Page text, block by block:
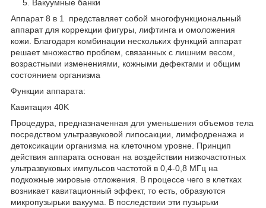
Вакуумные банки
Аппарат 8 в 1 представляет собой многофункциональный
аппарат для коррекции фигуры, лифтинга и омоложения
кожи. Благодаря комбинации нескольких функций аппарат
решает множество проблем, связанных с лишним весом,
возрастными изменениями, кожными дефектами и общим
состоянием организма
Функции аппарата:
Кавитация 40K
Процедура, предназначенная для уменьшения объемов тела
посредством ультразвуковой липосакции, лимфодренажа и
детоксикации организма на клеточном уровне. Принцип
действия аппарата основан на воздействии низкочастотных
ультразвуковых импульсов частотой в 0,4-0,8 МГц на
подкожные жировые отложения. В процессе чего в клетках
возникает кавитационный эффект, то есть, образуются
микропузырьки вакуума. В последствии эти пузырьки